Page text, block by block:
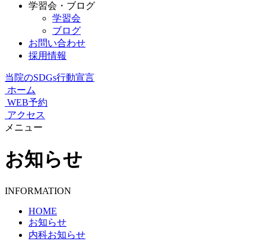
学習会・ブログ
学習会
ブログ
お問い合わせ
採用情報
当院のSDGs行動宣言
ホーム
WEB予約
アクセス
メニュー
お知らせ
INFORMATION
HOME
お知らせ
内科お知らせ